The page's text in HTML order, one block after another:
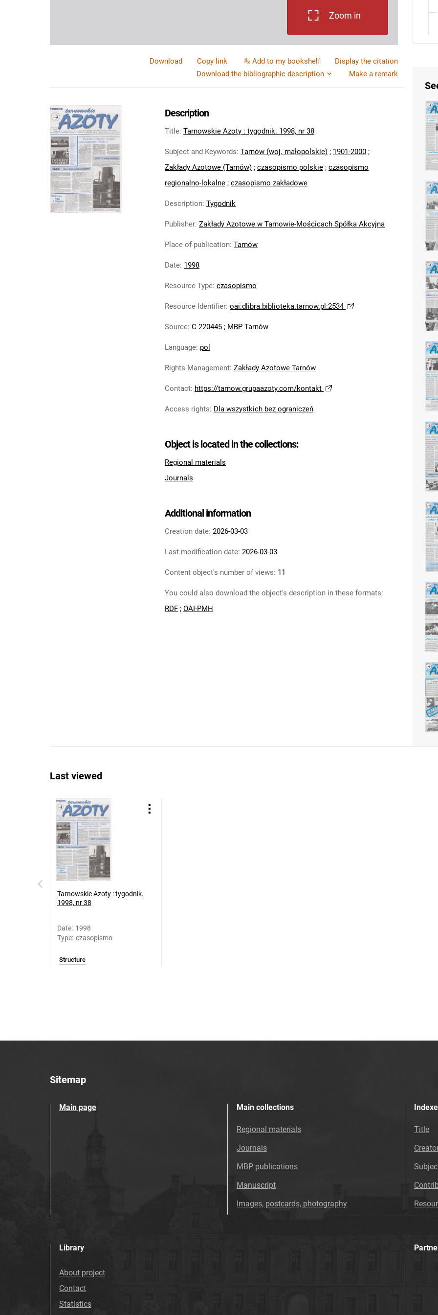
Zoom in
Download Copy link Add to my bookshelf
Display the citation
Download the bibliographic description
Make a remark
Description
Title: Tarnowskie Azoty : tygodnik. 1998, nr 38
Subject and Keywords: Tarnów (woj. małopolskie) ; 1901-2000 ;
Zakłady Azotowe (Tarnów) ; czasopismo polskie ; czasopismo
regionalno-lokalne ; czasopismo zakładowe
Description: Tygodnik
Publisher: Zakłady Azotowe w Tarnowie-Mościcach Spółka Akcyjna
Place of publication: Tarnów
Date: 1998
Resource Type: czasopismo
Resource Identifier: oai:dlibra.biblioteka.tarnow.pl:2534
Source: C 220445 ; MBP Tarnów
Language: pol
Rights Management: Zakłady Azotowe Tarnów
Contact: https://tarnow.grupaazoty.com/kontakt
Access rights: Dla wszystkich bez ograniczeń
Object is located in the collections:
Regional materials
Journals
Additional information
Creation date: 2026-03-03
Last modification date: 2026-03-03
Content object's number of views: 11
You could also download the object's description in these formats:
RDF ; OAI-PMH
Last viewed
Tarnowskie Azoty : tygodnik.
1998, nr 38
Date: 1998
Type: czasopismo
Structure
Sitemap
Main page Main collections
Regional materials
Journals
MBP publications
Manuscript
Images, postcards, photography
Title
Library
About project
Contact
Statistics